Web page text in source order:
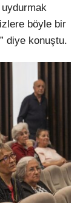
böyle bir
diye konuştu.